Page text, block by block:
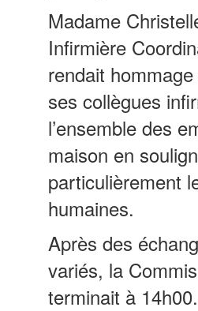
Madame
Infirmière
rendait
ses collègues
l’ensemble des
maison en
particulièrement
humaines.
Après des
variés, la
terminait à 14h00.